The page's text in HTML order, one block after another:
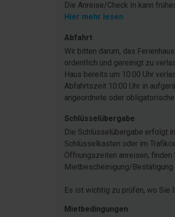
Die Anreise/Check In kann
Hier mehr lesen
Abfahrt
Wir bitten darum, das
ordentlich und gereinigt zu
Haus bereits um 10.00 Uhr
Abfahrtszeit 10:00 Uhr in
angeordnete oder
Schlüsselübergabe
Die Schlüsselübergabe erfolgt
Schlüsselkasten oder im
Öffnungszeiten anreisen,
Mietbescheinigung/Bestätigung
Es ist wichtig zu prüfen, wo Sie
Mietbedingungen